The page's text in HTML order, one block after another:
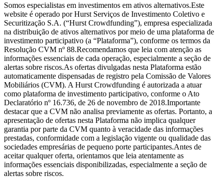
Somos especialistas em investimentos em ativos alternativos.Este
website é operado por Hurst Serviços de Investimento Coletivo e
Securitização S.A. (“Hurst Crowdfunding”), empresa especializada
na distribuição de ativos alternativos por meio de uma plataforma de
investimento participativo (a “Plataforma”), conforme os termos da
Resolução CVM nº 88.Recomendamos que leia com atenção as
informações essenciais de cada operação, especialmente a seção de
alertas sobre riscos.As ofertas divulgadas nesta Plataforma estão
automaticamente dispensadas de registro pela Comissão de Valores
Mobiliários (CVM). A Hurst Crowdfunding é autorizada a atuar
como plataforma de investimento participativo, conforme o Ato
Declaratório nº 16.736, de 26 de novembro de 2018.Importante
destacar que a CVM não analisa previamente as ofertas. Portanto, a
apresentação de ofertas nesta Plataforma não implica qualquer
garantia por parte da CVM quanto à veracidade das informações
prestadas, conformidade com a legislação vigente ou qualidade das
sociedades empresárias de pequeno porte participantes.Antes de
aceitar qualquer oferta, orientamos que leia atentamente as
informações essenciais disponibilizadas, especialmente a seção de
alertas sobre riscos.